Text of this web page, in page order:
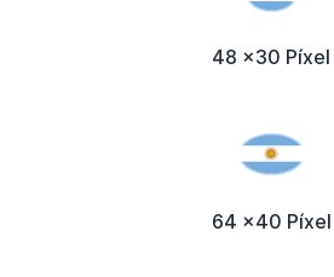
48 x30 Píxel
64 x40 Píxel